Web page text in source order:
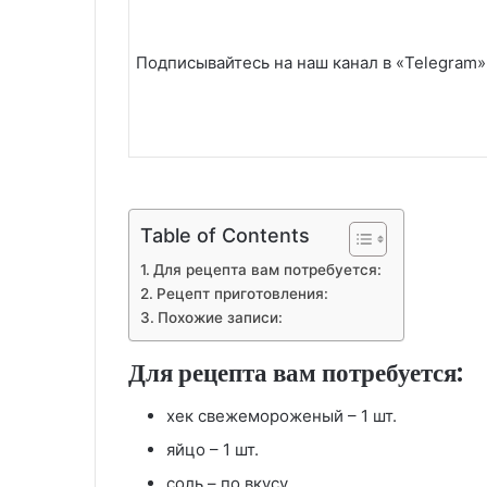
Подписывайтесь на наш канал в
Table of Contents
Для рецепта вам потребуется:
Рецепт приготовления:
Похожие записи:
Для рецепта вам потребуется:
хек свежемороженый – 1 шт.
яйцо – 1 шт.
соль – по вкусу